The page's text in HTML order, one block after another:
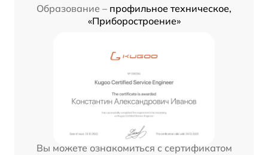
Образование – профильное техническое,
«Приборостроение»
Вы можете ознакомиться с сертификатом